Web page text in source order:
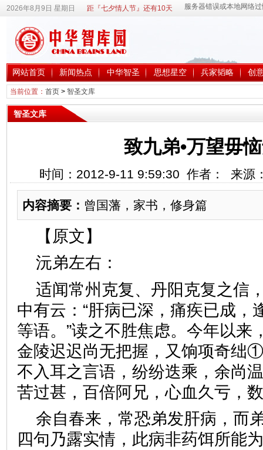
2026年8月9日 星期日 距『七夕情人节』还有10天
网站首页 新闻热点 中华智圣 思想星空 兵家韬略 创
当前位置： 首页> 智圣文库
智圣文库
致九弟•万望毋
时间：2012-9-11 9:59:30 作者： 来源
内容摘要： 曾国藩，家书，修身篇
【原文】
沅弟左右：
适闻常州克复、丹阳克复之信
中有云：“肝病已深，痛疾已成，
等语。”读之不胜焦虑。今年以来
金陵迟迟尚无把握，又饷项奇绌
不入耳之言语，纷纷迭乘，余尚
苦过甚，百倍阿兄，心血久亏，
余自春来，常恐弟发肝病，而
四句乃露实情，此病非药饵所能